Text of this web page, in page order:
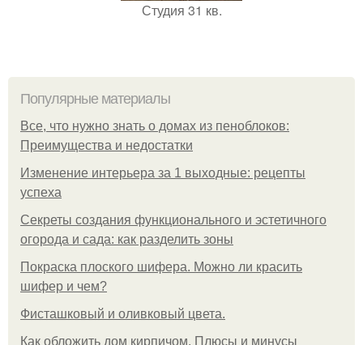
Студия 31 кв.
Популярные материалы
Все, что нужно знать о домах из пеноблоков:
Преимущества и недостатки
Изменение интерьера за 1 выходные: рецепты
успеха
Секреты создания функционального и эстетичного
огорода и сада: как разделить зоны
Покраска плоского шифера. Можно ли красить
шифер и чем?
Фисташковый и оливковый цвета.
Как обложить дом кирпичом. Плюсы и минусы